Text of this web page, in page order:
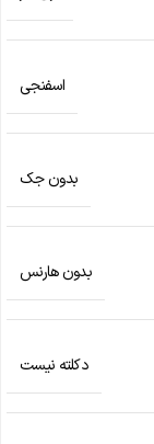
اسفنجی
بدون جک
بدون هارنس
دکلته نیست